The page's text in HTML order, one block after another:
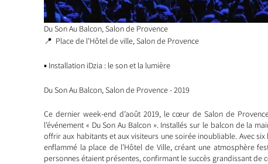
Du Son Au Balcon, Salon de Provence
📍 Place de l’Hôtel de ville, Salon de Provence
▪️ Installation iDzia : le son et la lumière
Du Son Au Balcon, Salon de Provence - 2019
Ce dernier week-end d’août 2019, le cœur de Salon de
l’événement « Du Son Au Balcon ». Installés sur le balcon de la
offrir aux habitants et aux visiteurs une soirée inoubliable. Avec
enflammé la place de l’Hôtel de Ville, créant une atmosphère
personnes étaient présentes, confirmant le succès grandissant de